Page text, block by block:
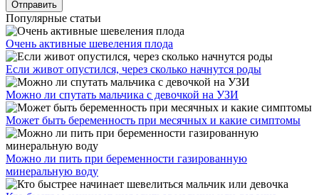
Популярные статьи
Очень активные шевеления плода
Если живот опустился, через сколько начнутся роды
Можно ли спутать мальчика с девочкой на УЗИ
Может быть беременность при месячных и какие симптомы
Можно ли пить при беременности газированную
минеральную воду